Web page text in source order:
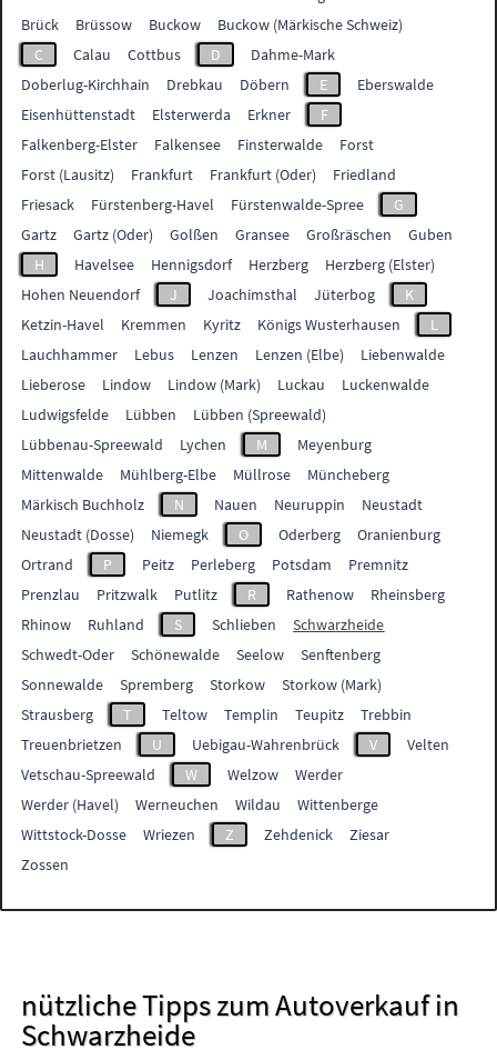
Brück
Brüssow Buckow
Buckow (Märkische Schweiz)
C
Calau Cottbus D
Dahme-Mark
Doberlug-Kirchhain
Drebkau Döbern E
Eberswalde
Eisenhüttenstadt
Elsterwerda Erkner
F
Falkenberg-Elster
Falkensee Finsterwalde
Forst
Forst (Lausitz)
Frankfurt Frankfurt (Oder)
Friedland
Friesack
Fürstenberg-Havel Fürstenwalde-Spree
G
Gartz
Gartz (Oder) Golßen Gransee Großräschen
Guben
H
Havelsee Hennigsdorf Herzberg
Herzberg (Elster)
Hohen Neuendorf
J Joachimsthal Jüterbog
K
Ketzin-Havel
Kremmen Kyritz Königs Wusterhausen
L
Lauchhammer
Lebus Lenzen Lenzen (Elbe)
Liebenwalde
Lieberose
Lindow Lindow (Mark) Luckau
Luckenwalde
Ludwigsfelde
Lübben
Lübben (Spreewald)
Lübbenau-Spreewald
Lychen M
Meyenburg
Mittenwalde
Mühlberg-Elbe Müllrose
Müncheberg
Märkisch Buchholz
N Nauen Neuruppin
Neustadt
Neustadt (Dosse)
Niemegk O Oderberg
Oranienburg
Ortrand
P Peitz Perleberg Potsdam
Premnitz
Prenzlau
Pritzwalk Putlitz R Rathenow
Rheinsberg
Rhinow
Ruhland S Schlieben
Schwarzheide
Schwedt-Oder
Schönewalde Seelow
Senftenberg
Sonnewalde
Spremberg Storkow
Storkow (Mark)
Strausberg
T Teltow Templin Teupitz
Trebbin
Treuenbrietzen
U Uebigau-Wahrenbrück V
Velten
Vetschau-Spreewald
W Welzow
Werder
Werder (Havel)
Werneuchen Wildau
Wittenberge
Wittstock-Dosse
Wriezen Z Zehdenick
Ziesar
Zossen
nützliche Tipps zum Autoverkauf in
Schwarzheide